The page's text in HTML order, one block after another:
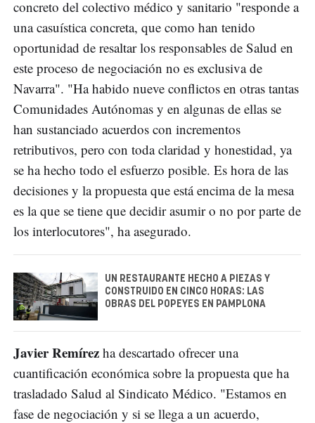
concreto del colectivo médico y sanitario "responde a
una casuística concreta, que como han tenido
oportunidad de resaltar los responsables de Salud en
este proceso de negociación no es exclusiva de
Navarra". "Ha habido nueve conflictos en otras tantas
Comunidades Autónomas y en algunas de ellas se
han sustanciado acuerdos con incrementos
retributivos, pero con toda claridad y honestidad, ya
se ha hecho todo el esfuerzo posible. Es hora de las
decisiones y la propuesta que está encima de la mesa
es la que se tiene que decidir asumir o no por parte de
los interlocutores", ha asegurado.
UN RESTAURANTE HECHO A PIEZAS Y
CONSTRUIDO EN CINCO HORAS: LAS
OBRAS DEL POPEYES EN PAMPLONA
Javier Remírez ha descartado ofrecer una
cuantificación económica sobre la propuesta que ha
trasladado Salud al Sindicato Médico. "Estamos en
fase de negociación y si se llega a un acuerdo,